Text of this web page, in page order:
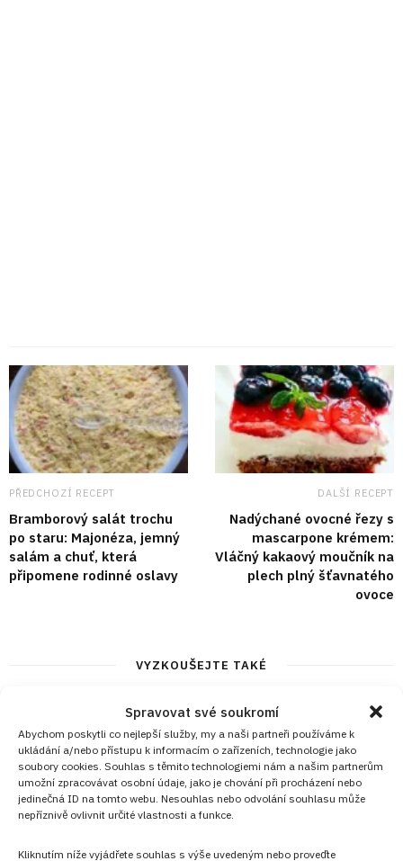
Spravovat své soukromí
Abychom poskytli co nejlepší služby, my a naši partneři používáme k
ukládání a/nebo přístupu k informacím o zařízeních, technologie jako
soubory cookies. Souhlas s těmito technologiemi nám a našim partnerům
umožní zpracovávat osobní údaje, jako je chování při procházení nebo
jedinečná ID na tomto webu. Nesouhlas nebo odvolání souhlasu může
nepříznivě ovlivnit určité vlastnosti a funkce.
Kliknutím níže vyjádřete souhlas s výše uvedeným nebo proveďte
PŘEDCHOZÍ RECEPT
Bramborový salát trochu
po staru: Majonéza, jemný
salám a chuť, která
připomene rodinné oslavy
DALŠÍ RECEPT
Nadýchané ovocné řezy s
mascarpone krémem:
Vláčný kakaový moučník na
plech plný šťavnatého
ovoce
VYZKOUŠEJTE TAKÉ